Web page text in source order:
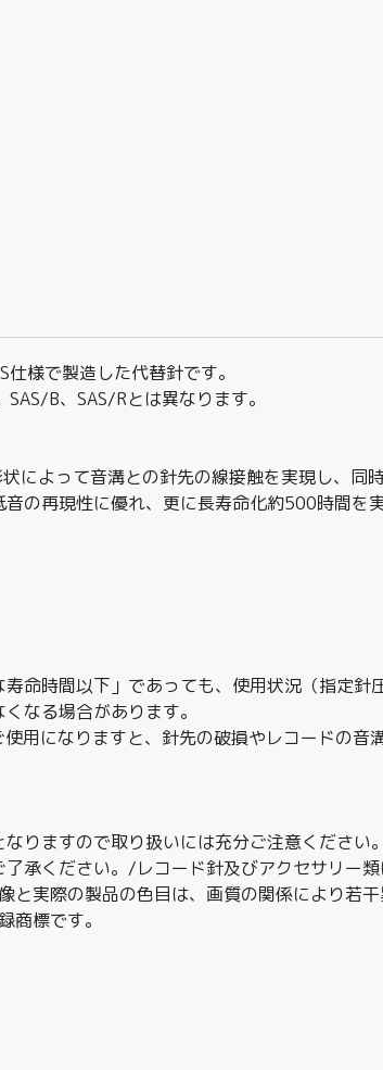
様で製造した代替針です。
B、SAS/Rとは異なります。
によって音溝との針先の線接触を実現し、同
の再現性に優れ、更に長寿命化約500時間を実
命時間以下」であっても、使用状況（指定針
なる場合があります。
用になりますと、針先の破損やレコードの音
りますので取り扱いには充分ご注意ください
承ください。/レコード針及びアクセサリー
実際の製品の色目は、画質の関係により若
標です。